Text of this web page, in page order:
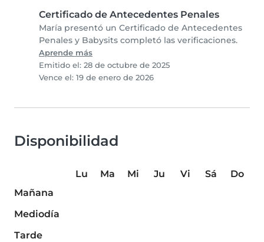
Certificado de Antecedentes Penales
María presentó un Certificado de Antecedentes
Penales y Babysits completó las verificaciones.
Aprende más
Emitido el: 28 de octubre de 2025
Vence el: 19 de enero de 2026
Disponibilidad
Lu Ma Mi Ju Vi Sá
Do
Mañana
Mediodía
Tarde